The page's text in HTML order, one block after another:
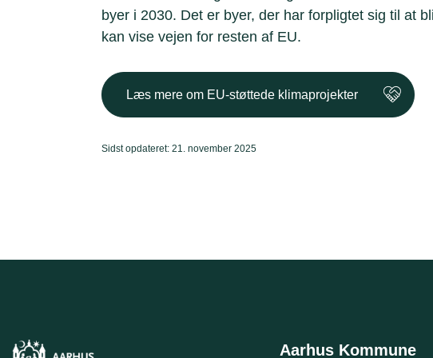
byer i 2030. Det er byer, der har forpligtet sig til at
kan vise vejen for resten af EU.
Læs mere om EU-støttede klimaprojekter
Sidst opdateret: 21. november 2025
Aarhus Kommune